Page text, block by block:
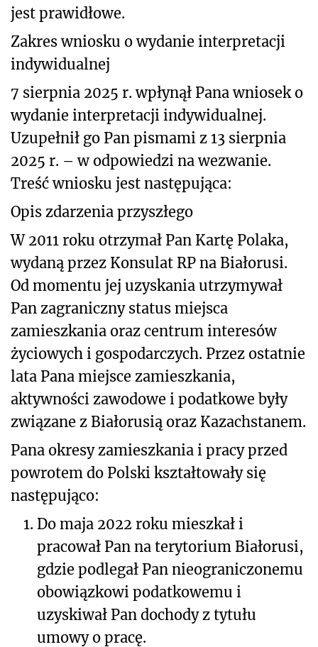
jest prawidłowe.
Zakres wniosku o wydanie interpretacji
indywidualnej
7 sierpnia 2025 r. wpłynął Pana wniosek o
wydanie interpretacji indywidualnej.
Uzupełnił go Pan pismami z 13 sierpnia
2025 r. – w odpowiedzi na wezwanie.
Treść wniosku jest następująca:
Opis zdarzenia przyszłego
W 2011 roku otrzymał Pan Kartę Polaka,
wydaną przez Konsulat RP na Białorusi.
Od momentu jej uzyskania utrzymywał
Pan zagraniczny status miejsca
zamieszkania oraz centrum interesów
życiowych i gospodarczych. Przez ostatnie
lata Pana miejsce zamieszkania,
aktywności zawodowe i podatkowe były
związane z Białorusią oraz Kazachstanem.
Pana okresy zamieszkania i pracy przed
powrotem do Polski kształtowały się
następująco:
1. Do maja 2022 roku mieszkał i
pracował Pan na terytorium Białorusi,
gdzie podlegał Pan nieograniczonemu
obowiązkowi podatkowemu i
uzyskiwał Pan dochody z tytułu
umowy o pracę.